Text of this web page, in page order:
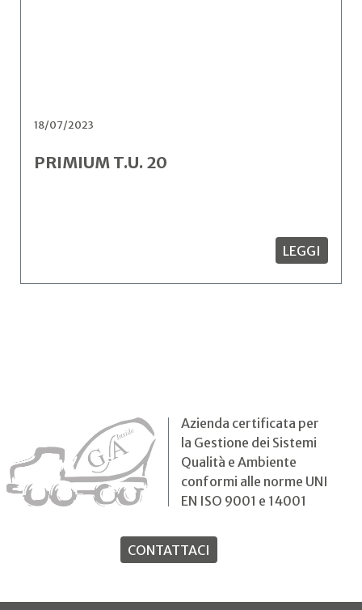
18/07/2023
PRIMIUM T.U. 20
LEGGI
Azienda certificata per
la Gestione dei Sistemi
Qualità e Ambiente
conformi alle norme UNI
EN ISO 9001 e 14001
CONTATTACI